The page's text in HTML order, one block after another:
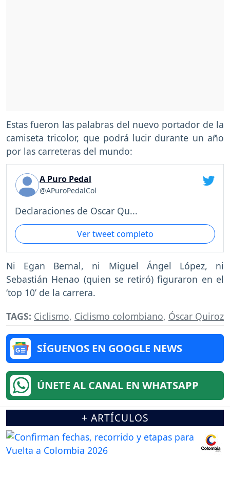
Estas fueron las palabras del nuevo portador de la
camiseta tricolor, que podrá lucir durante un año
por las carreteras del mundo:
A Puro Pedal
@APuroPedalCol
Declaraciones de Oscar Qu...
Ver tweet completo
Ni Egan Bernal, ni Miguel Ángel López, ni
Sebastián Henao (quien se retiró) figuraron en el
‘top 10’ de la carrera.
TAGS: Ciclismo, Ciclismo colombiano, Óscar Quiroz
SÍGUENOS EN GOOGLE NEWS
ÚNETE AL CANAL EN WHATSAPP
+ ARTÍCULOS